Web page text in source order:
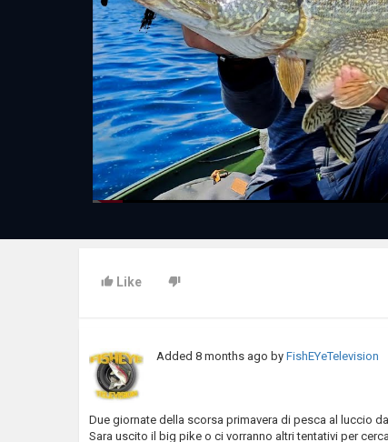
Like
Added8 months ago byFishEYeTelevision
Due giornate della scorsa primavera di pesca al luccio
Sara uscito il big pike o ci vorranno altri tentativi per